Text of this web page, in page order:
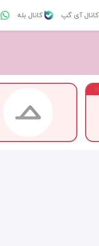
کانال آی گپ کانال بله